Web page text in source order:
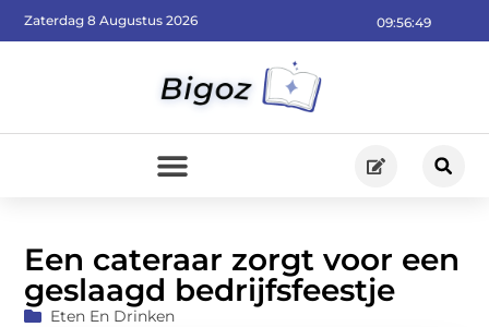
09:56:51
Zaterdag 8 Augustus 2026
Een cateraar zorgt voor een
geslaagd bedrijfsfeestje
Eten En Drinken